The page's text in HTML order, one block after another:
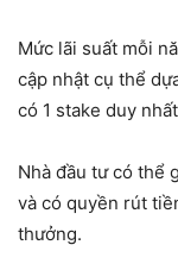
Mức lãi suất mỗi
cập nhật cụ thể
có 1 stake duy
Nhà đầu tư có thể
và có quyền rút
thưởng.